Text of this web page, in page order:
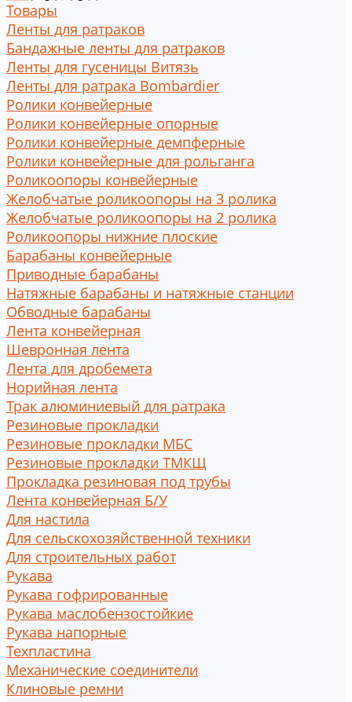
Товары
Ленты для ратраков
Бандажные ленты для ратраков
Ленты для гусеницы Витязь
Ленты для ратрака Bombardier
Ролики конвейерные
Ролики конвейерные опорные
Ролики конвейерные демпферные
Ролики конвейерные для рольганга
Роликоопоры конвейерные
Желобчатые роликоопоры на 3 ролика
Желобчатые роликоопоры на 2 ролика
Роликоопоры нижние плоские
Барабаны конвейерные
Приводные барабаны
Натяжные барабаны и натяжные станции
Обводные барабаны
Лента конвейерная
Шевронная лента
Лента для дробемета
Норийная лента
Трак алюминиевый для ратрака
Резиновые прокладки
Резиновые прокладки МБС
Резиновые прокладки ТМКЩ
Прокладка резиновая под трубы
Лента конвейерная Б/У
Для настила
Для сельскохозяйственной техники
Для строительных работ
Рукава
Рукава гофрированные
Рукава маслобензостойкие
Рукава напорные
Техпластина
Механические соединители
Клиновые ремни